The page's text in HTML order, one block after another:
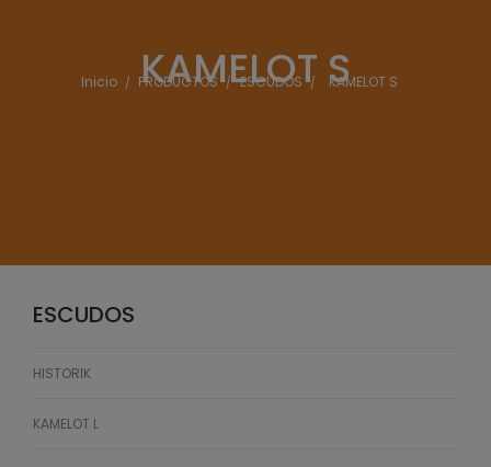
KAMELOT S
Inicio PRODUCTOS ESCUDOS KAMELOT S
ESCUDOS
HISTORIK
KAMELOT L